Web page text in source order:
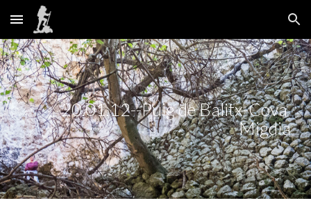
Skip to main content Skip to navigation
20.01.12--Puig de Balitx-Cova
Migdia